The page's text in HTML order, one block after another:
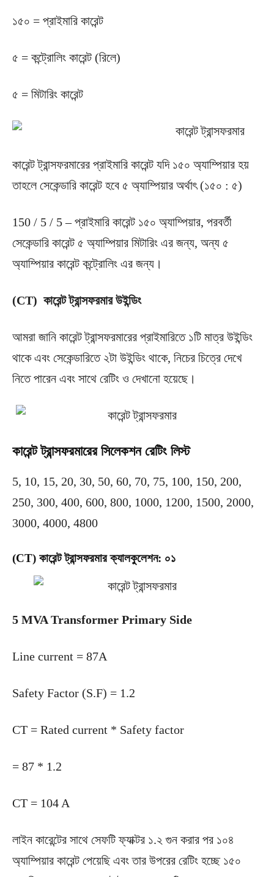
১৫০ = প্রাইমারি কারেন্ট
৫ = কন্ট্রোলিং কারেন্ট (রিলে)
৫ = মিটারিং কারেন্ট
কারেন্ট ট্রান্সফরমারের প্রাইমারি কারেন্ট যদি ১৫০ অ্যাম্পিয়ার হয়
তাহলে সেকেন্ডারি কারেন্ট হবে ৫ অ্যাম্পিয়ার অর্থাৎ (১৫০ : ৫)
150 / 5 / 5 – প্রাইমারি কারেন্ট ১৫০ অ্যাম্পিয়ার, পরবর্তী
সেকেন্ডারি কারেন্ট ৫ অ্যাম্পিয়ার মিটারিং এর জন্য, অন্য ৫
অ্যাম্পিয়ার কারেন্ট কন্ট্রোলিং এর জন্য।
(CT) কারেন্ট ট্রান্সফরমার উইন্ডিং
আমরা জানি কারেন্ট ট্রান্সফরমারের প্রাইমারিতে ১টি মাত্র উইন্ডিং
থাকে এবং সেকেন্ডারিতে ২টা উইন্ডিং থাকে, নিচের চিত্রে দেখে
নিতে পারেন এবং সাথে রেটিং ও দেখানো হয়েছে।
কারেন্ট ট্রান্সফরমারের সিলেকশন রেটিং লিস্ট
5, 10, 15, 20, 30, 50, 60, 70, 75, 100, 150, 200,
250, 300, 400, 600, 800, 1000, 1200, 1500, 2000,
3000, 4000, 4800
(CT) কারেন্ট ট্রান্সফরমার ক্যালকুলেশন: ০১
5 MVA Transformer Primary Side
Line current = 87A
Safety Factor (S.F) = 1.2
CT = Rated current * Safety factor
= 87 * 1.2
CT = 104 A
লাইন কারেন্টের সাথে সেফটি ফ্যাক্টর ১.২ গুন করার পর ১০৪
অ্যাম্পিয়ার কারেন্ট পেয়েছি এবং তার উপরের রেটিং হচ্ছে ১৫০